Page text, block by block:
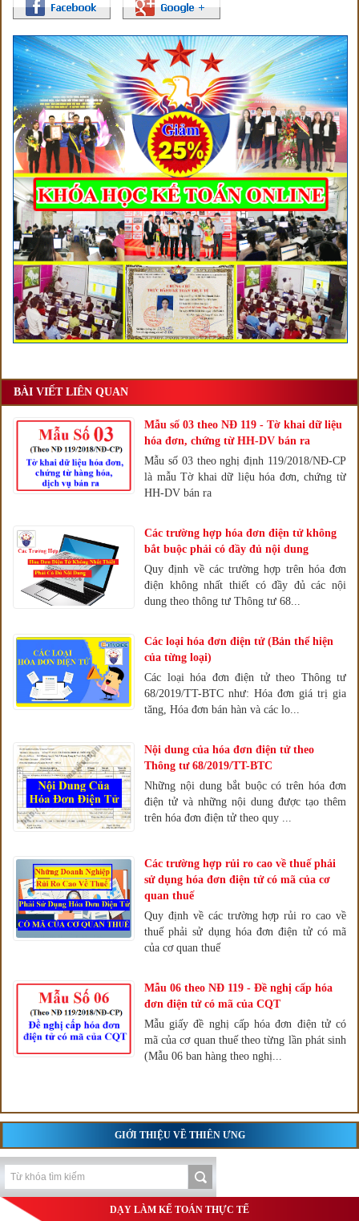
BÀI VIẾT LIÊN QUAN
Mẫu số 03 theo NĐ 119 - Tờ khai dữ liệu
hóa đơn, chứng từ HH-DV bán ra
Mẫu số 03 theo nghị định 119/2018/NĐ-CP
là mẫu Tờ khai dữ liệu hóa đơn, chứng từ
HH-DV bán ra
Các trường hợp hóa đơn điện tử không
bắt buộc phải có đầy đủ nội dung
Quy định về các trường hợp trên hóa đơn
điện không nhất thiết có đầy đủ các nội
dung theo thông tư Thông tư 68...
Các loại hóa đơn điện tử (Bản thể hiện
của từng loại)
Các loại hóa đơn điện tử theo Thông tư
68/2019/TT-BTC như: Hóa đơn giá trị gia
tăng, Hóa đơn bán hàn và các lo...
Nội dung của hóa đơn điện tử theo
Thông tư 68/2019/TT-BTC
Những nội dung bắt buộc có trên hóa đơn
điện tử và những nội dung được tạo thêm
trên hóa đơn điện tử theo quy ...
Các trường hợp rủi ro cao về thuế phải
sử dụng hóa đơn điện tử có mã của cơ
quan thuế
Quy định về các trường hợp rủi ro cao về
thuế phải sử dụng hóa đơn điện tử có mã
của cơ quan thuế
Mẫu 06 theo NĐ 119 - Đề nghị cấp hóa
đơn điện tử có mã của CQT
Mẫu giấy đề nghị cấp hóa đơn điện tử có
mã của cơ quan thuế theo từng lần phát sinh
(Mẫu 06 ban hàng theo nghị...
GIỚI THIỆU VỀ THIÊN ƯNG
DẠY LÀM KẾ TOÁN THỰC TẾ